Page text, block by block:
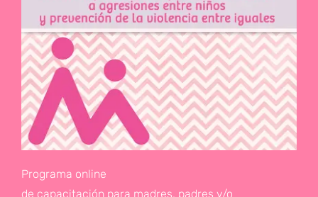
Programa online
de capacitación para madres, padres y/o